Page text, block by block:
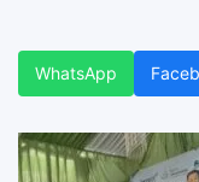
WhatsApp